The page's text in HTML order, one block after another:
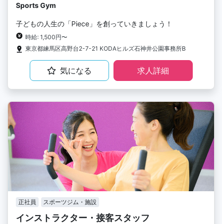
Sports Gym
子どもの人生の「Piece」を創っていきましょう！
時給: 1,500円〜
東京都練馬区高野台2-7-21 KODAヒルズ石神井公園事務所B
気になる 求人詳細
正社員 スポーツジム・施設
インストラクター・接客スタッフ